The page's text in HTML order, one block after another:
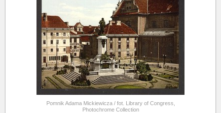
Pomnik Adama Mickiewicza / fot. Library of Congress,
Photochrome Collection